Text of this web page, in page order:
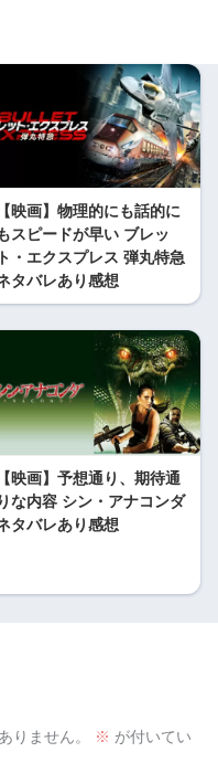
【映画】物理的にも話的に
スピードが早い ブレッ
ト・エクスプレス 弾丸特急
タバレあり感想
【映画】予想通り、期待通
りな内容 シン・アナコンダ
タバレあり感想
りません。 ※ が付いてい